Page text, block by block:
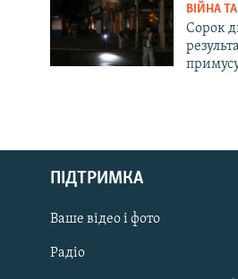
Русский
Qırımtatar
ДОЛУЧАЙСЯ!
ВІЙНА
Сорок
ПІДТРИМКА
Ваше відео і фото
Радіо